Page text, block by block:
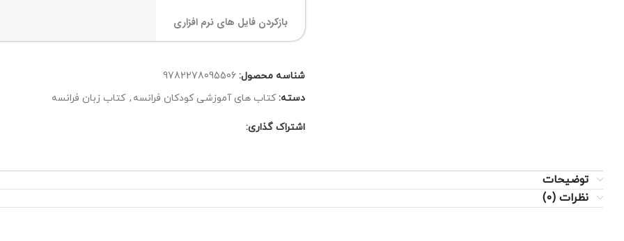
بازکردن فایل های نرم افزاری
شناسه محصول: 9782278095506
دسته: کتاب های آموزشی کودکان فرانسه , کتاب زبان فرانسه
اشتراک گذاری:
توضیحات
نظرات (0)